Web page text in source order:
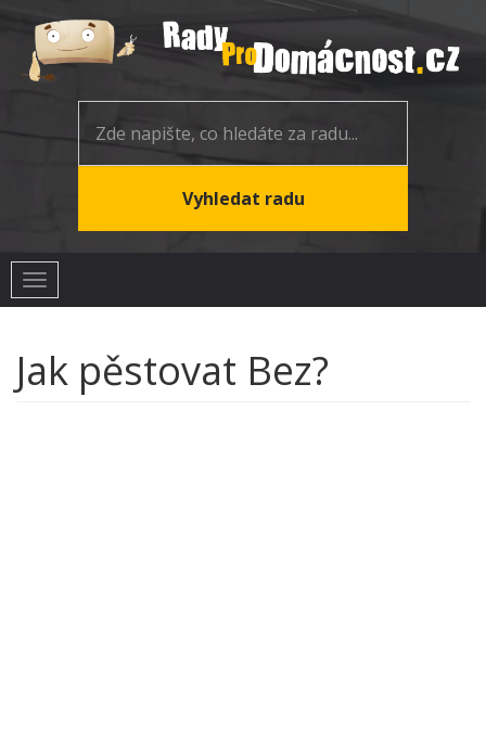
Toggle
navigation
Jak pěstovat Bez?